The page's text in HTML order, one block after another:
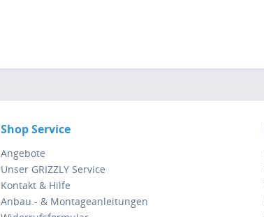
Shop Service
Angebote
Unser GRIZZLY Service
Kontakt & Hilfe
Anbau.- & Montageanleitungen